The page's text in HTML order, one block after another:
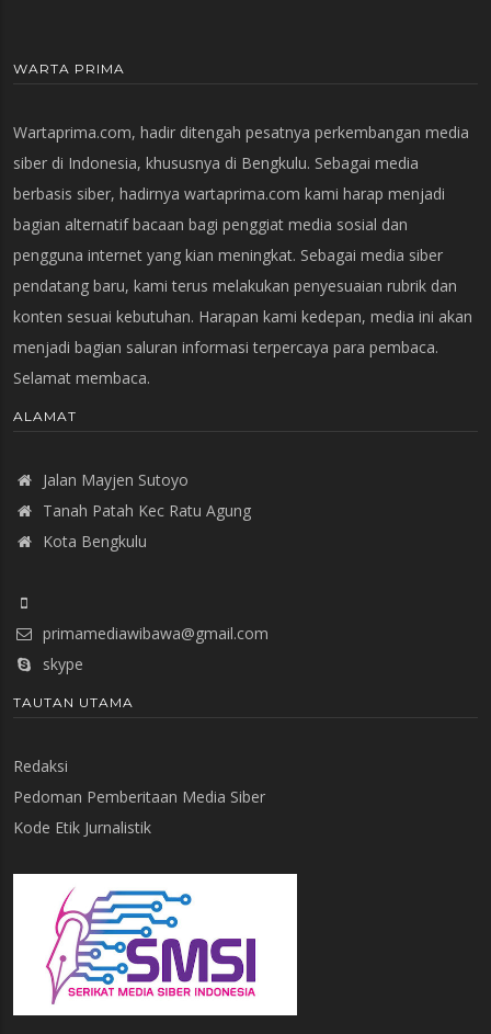
WARTA PRIMA
Wartaprima.com, hadir ditengah pesatnya perkembangan media
siber di Indonesia, khususnya di Bengkulu. Sebagai media
berbasis siber, hadirnya wartaprima.com kami harap menjadi
bagian alternatif bacaan bagi penggiat media sosial dan
pengguna internet yang kian meningkat. Sebagai media siber
pendatang baru, kami terus melakukan penyesuaian rubrik dan
konten sesuai kebutuhan. Harapan kami kedepan, media ini akan
menjadi bagian saluran informasi terpercaya para pembaca.
Selamat membaca.
ALAMAT
Jalan Mayjen Sutoyo
Tanah Patah Kec Ratu Agung
Kota Bengkulu
primamediawibawa@gmail.com
skype
TAUTAN UTAMA
Redaksi
Pedoman Pemberitaan Media Siber
Kode Etik Jurnalistik